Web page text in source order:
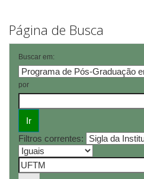
Página de Busca
Buscar em:
por
Filtros correntes: